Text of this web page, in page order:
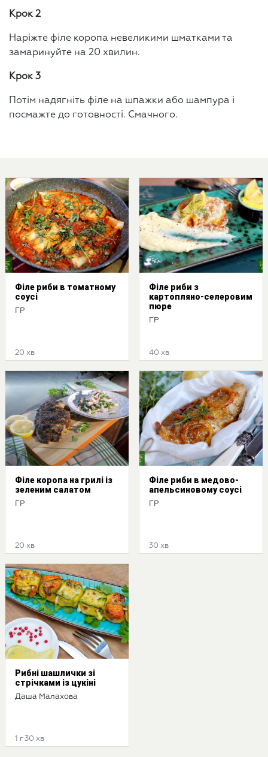
Крок 2
Наріжте філе коропа невеликими шматками та
замаринуйте на 20 хвилин.
Крок 3
Потім надягніть філе на шпажки або шампура і
посмажте до готовності. Смачного.
Філе риби в томатному
соусі
ГР
20 хв
Філе риби з
картопляно-селеровим
пюре
ГР
40 хв
Філе коропа на грилі із
зеленим салатом
ГР
20 хв
Філе риби в медово-
апельсиновому соусі
ГР
30 хв
Рибні шашлички зі
стрічками із цукіні
Даша Малахова
1 г 30 хв